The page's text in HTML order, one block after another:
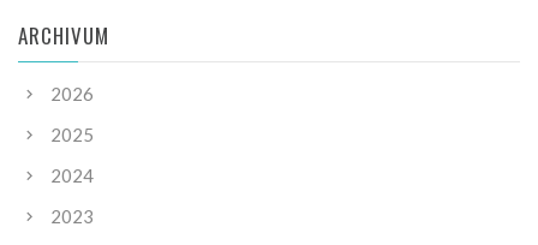
ARCHIVUM
2026
2025
2024
2023